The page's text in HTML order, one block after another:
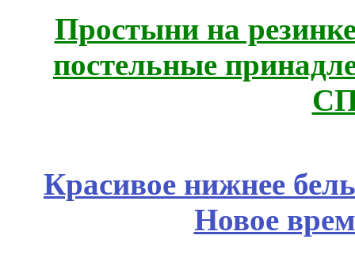
Простыни на
постельные
Красивое нижнее
Новое